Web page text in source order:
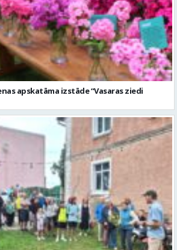
apskatāma izstāde “Vasaras ziedi